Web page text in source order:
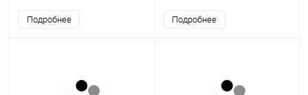
Подробнее Подробнее